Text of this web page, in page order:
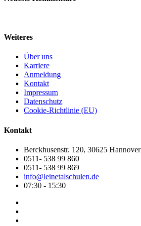
Weiteres
Über uns
Karriere
Anmeldung
Kontakt
Impressum
Datenschutz
Cookie-Richtlinie (EU)
Kontakt
Berckhusenstr. 120, 30625 Hannover
0511- 538 99 860
0511- 538 99 869
info@leinetalschulen.de
07:30 - 15:30